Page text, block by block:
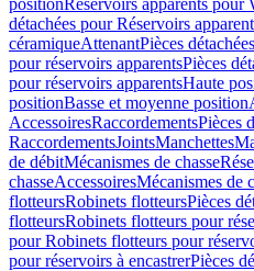
positionRéservoirs apparents pour
détachées pour Réservoirs
céramiqueAttenantPièces
pour réservoirs apparentsPièces
pour réservoirs apparentsHaute
positionBasse et moyenne position
AccessoiresRaccordementsPièces
RaccordementsJointsManchettes
de débitMécanismes de chasse
chasseAccessoiresMécanismes de
flotteursRobinets flotteursPièces
flotteursRobinets flotteurs pour
pour Robinets flotteurs pour
pour réservoirs à encastrerPièces